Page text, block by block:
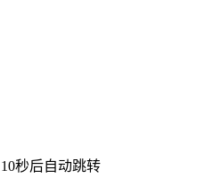
10秒后自动跳转